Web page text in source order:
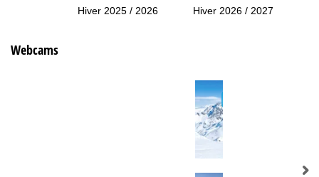
Hiver 2025 / 2026 Hiver 2026 / 2027
Webcams